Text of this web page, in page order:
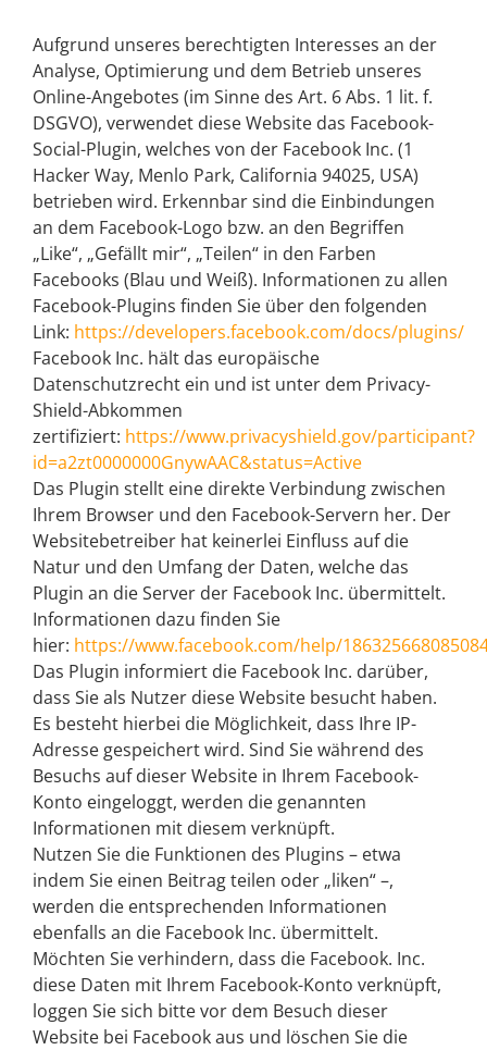
Aufgrund unseres berechtigten Interesses an der
Analyse, Optimierung und dem Betrieb unseres
Online-Angebotes (im Sinne des Art. 6 Abs. 1 lit. f.
DSGVO), verwendet diese Website das Facebook-
Social-Plugin, welches von der Facebook Inc. (1
Hacker Way, Menlo Park, California 94025, USA)
betrieben wird. Erkennbar sind die Einbindungen
an dem Facebook-Logo bzw. an den Begriffen
„Like“, „Gefällt mir“, „Teilen“ in den Farben
Facebooks (Blau und Weiß). Informationen zu allen
Facebook-Plugins finden Sie über den folgenden
Link: https://developers.facebook.com/docs/plugins/
Facebook Inc. hält das europäische
Datenschutzrecht ein und ist unter dem Privacy-
Shield-Abkommen
zertifiziert: https://www.privacyshield.gov/participant?
id=a2zt0000000GnywAAC&status=Active
Das Plugin stellt eine direkte Verbindung zwischen
Ihrem Browser und den Facebook-Servern her. Der
Websitebetreiber hat keinerlei Einfluss auf die
Natur und den Umfang der Daten, welche das
Plugin an die Server der Facebook Inc. übermittelt.
Informationen dazu finden Sie
hier: https://www.facebook.com/help/
Das Plugin informiert die Facebook Inc. darüber,
dass Sie als Nutzer diese Website besucht haben.
Es besteht hierbei die Möglichkeit, dass Ihre IP-
Adresse gespeichert wird. Sind Sie während des
Besuchs auf dieser Website in Ihrem Facebook-
Konto eingeloggt, werden die genannten
Informationen mit diesem verknüpft.
Nutzen Sie die Funktionen des Plugins – etwa
indem Sie einen Beitrag teilen oder „liken“ –,
werden die entsprechenden Informationen
ebenfalls an die Facebook Inc. übermittelt.
Möchten Sie verhindern, dass die Facebook. Inc.
diese Daten mit Ihrem Facebook-Konto verknüpft,
loggen Sie sich bitte vor dem Besuch dieser
Website bei Facebook aus und löschen Sie die